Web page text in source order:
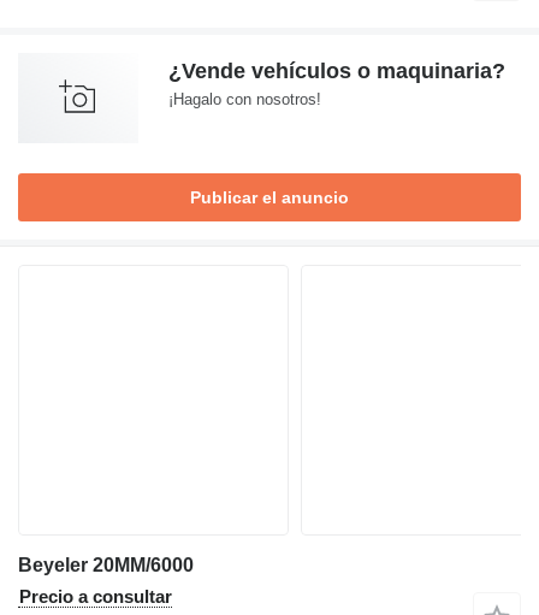
¿Vende vehículos o maquinaria?
¡Hagalo con nosotros!
Publicar el anuncio
Beyeler 20MM/6000
Precio a consultar